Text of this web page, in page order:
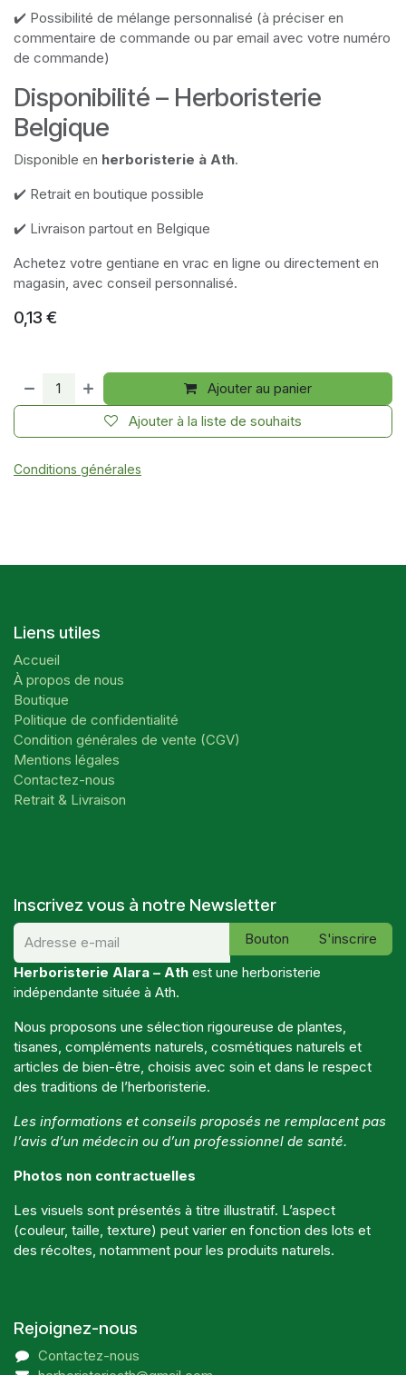
✔️ Possibilité de mélange personnalisé (à préciser en
commentaire de commande ou par email avec votre numéro
de commande)
Disponibilité – Herboristerie
Belgique
Disponible en herboristerie à Ath.
✔️ Retrait en boutique possible
✔️ Livraison partout en Belgique
Achetez votre gentiane en vrac en ligne ou directement en
magasin, avec conseil personnalisé.
0,13 €
Ajouter au panier
Ajouter à la liste de souhaits
Conditions générales
Liens utiles
Accueil
À propos de nous
Boutique
Politique de confidentialité
Condition générales de vente (CGV)
Mentions légales
Contactez-nous
Retrait & Livraison
Inscrivez vous à notre Newsletter
Bouton
S'inscrire
Herboristerie Alara – Ath est une herboristerie
indépendante située à Ath.
Nous proposons une sélection rigoureuse de plantes,
tisanes, compléments naturels, cosmétiques naturels et
articles de bien-être, choisis avec soin et dans le respect
des traditions de l’herboristerie.
Les informations et conseils proposés ne remplacent pas
l’avis d’un médecin ou d’un professionnel de santé.
Photos non contractuelles
Les visuels sont présentés à titre illustratif. L’aspect
(couleur, taille, texture) peut varier en fonction des lots et
des récoltes, notamment pour les produits naturels.
Rejoignez-nous
Contactez-nous